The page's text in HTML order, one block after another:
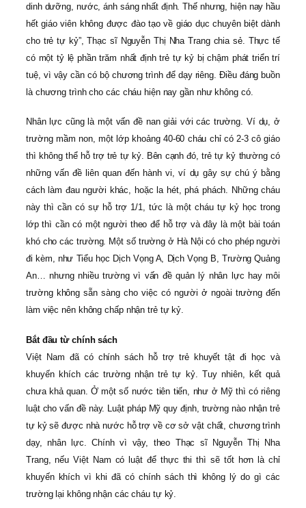
dinh dưỡng, nước, ánh sáng nhất định. Thế nhưng, hiện nay hầu
hết giáo viên không được đào tạo về giáo dục chuyên biệt dành
cho trẻ tự kỷ”, Thạc sĩ Nguyễn Thị Nha Trang chia sẻ. Thực tế
có một tỷ lệ phần trăm nhất định trẻ tự kỷ bị chậm phát triển trí
tuệ, vì vậy cần có bộ chương trình để dạy riêng. Điều đáng buồn
là chương trình cho các cháu hiện nay gần như không có.
Nhân lực cũng là một vấn đề nan giải với các trường. Ví dụ, ở
trường mầm non, một lớp khoảng 40-60 cháu chỉ có 2-3 cô giáo
thì không thể hỗ trợ trẻ tự kỷ. Bên cạnh đó, trẻ tự kỷ thường có
những vấn đề liên quan đến hành vi, ví dụ gây sự chú ý bằng
cách làm đau người khác, hoặc la hét, phá phách. Những cháu
này thì cần có sự hỗ trợ 1/1, tức là một cháu tự kỷ học trong
lớp thì cần có một người theo để hỗ trợ và đây là một bài toán
khó cho các trường. Một số trường ở Hà Nội có cho phép người
đi kèm, như Tiểu học Dịch Vọng A, Dịch Vọng B, Trường Quảng
An… nhưng nhiều trường vì vấn đề quản lý nhân lực hay môi
trường không sẵn sàng cho việc có người ở ngoài trường đến
làm việc nên không chấp nhận trẻ tự kỷ.
Bắt đầu từ chính sách
Việt Nam đã có chính sách hỗ trợ trẻ khuyết tật đi học và
khuyến khích các trường nhận trẻ tự kỷ. Tuy nhiên, kết quả
chưa khả quan. Ở một số nước tiên tiến, như ở Mỹ thì có riêng
luật cho vấn đề này. Luật pháp Mỹ quy định, trường nào nhận trẻ
tự kỷ sẽ được nhà nước hỗ trợ về cơ sở vật chất, chương trình
dạy, nhân lực. Chính vì vậy, theo Thạc sĩ Nguyễn Thị Nha
Trang, nếu Việt Nam có luật để thực thi thì sẽ tốt hơn là chỉ
khuyến khích vì khi đã có chính sách thì không lý do gì các
trường lại không nhận các cháu tự kỷ.